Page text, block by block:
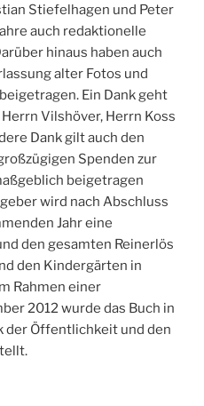
Stiefelhagen und Peter
auch redaktionelle
hinaus haben auch
alter Fotos und
Ein Dank geht
Vilshöver, Herrn Koss
Dank gilt auch den
Spenden zur
beigetragen
wird nach Abschluss
Jahr eine
den gesamten Reinerlös
den Kindergärten in
Rahmen einer
2012 wurde das Buch in
der Öffentlichkeit und den